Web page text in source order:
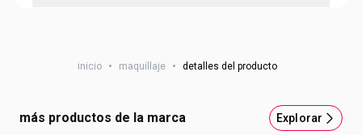
labial que llegó para quedarse. ¿Qué esperás para sumarlo
mejor? 16 horas de duración ¡sin retoques! Beneficios:
Acabado mate. Alta cobertura. A prueba de agua y súper
inicio • maquillaje • detalles del producto
más productos de la marca Explorar